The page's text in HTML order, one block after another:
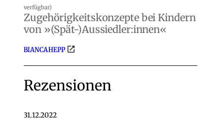
verfügbar)
Zugehörigkeitskonzepte bei Kindern
von »(Spät-)Aussiedler:innen«
BIANCA HEPP
Rezensionen
31.12.2022